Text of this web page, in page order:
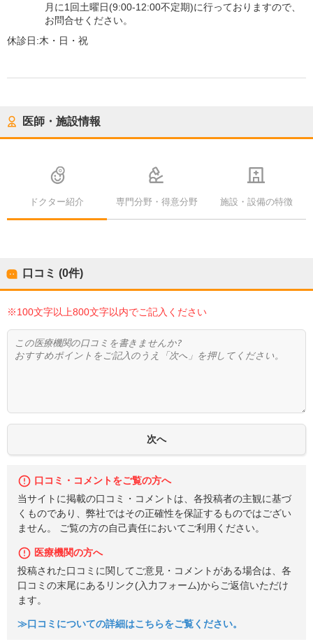
月に1回土曜日(9:00-12:00不定期)に行っておりますので、
お問合せください。
休診日:木・日・祝
医師・施設情報
ドクター紹介 専門分野・得意分野 施設・設備の特徴
口コミ (0件)
※100文字以上800文字以内でご記入ください
口コミ・コメントをご覧の方へ
当サイトに掲載の口コミ・コメントは、各投稿者の主観に基づ
くものであり、弊社ではその正確性を保証するものではござい
ません。 ご覧の方の自己責任においてご利用ください。
医療機関の方へ
投稿された口コミに関してご意見・コメントがある場合は、各
口コミの末尾にあるリンク(入力フォーム)からご返信いただけ
ます。
≫口コミについての詳細はこちらをご覧ください。